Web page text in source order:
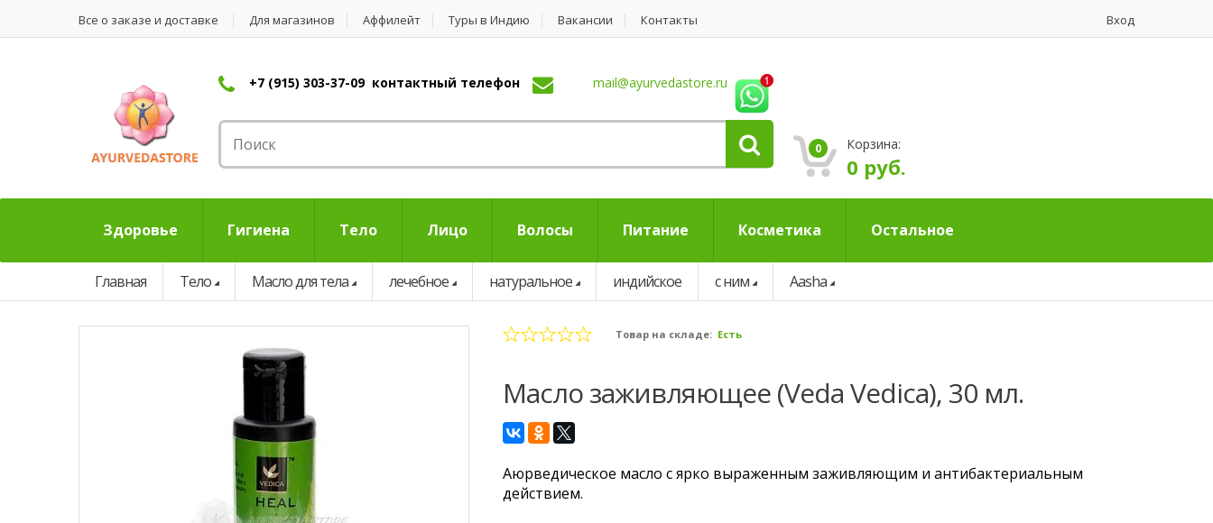
Все о заказе и доставке Для магазинов Аффилейт Туры в Индию Вакансии Контакты Вход
+7 (915) 303-37-09 контактный телефон mail@ayurvedastore.ru
0 Корзина:
0 руб.
Здоровье Гигиена Тело Лицо Волосы Питание Косметика Остальное
Главная Тело Масло для тела лечебное натуральное индийское с ним Aasha
Товар на складе: Есть
Масло заживляющее (Veda Vedica), 30 мл.
Аюрведическое масло с ярко выраженным заживляющим и антибактериальным
действием.